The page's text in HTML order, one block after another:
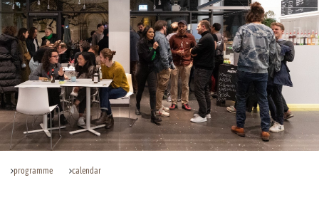
programme calendar